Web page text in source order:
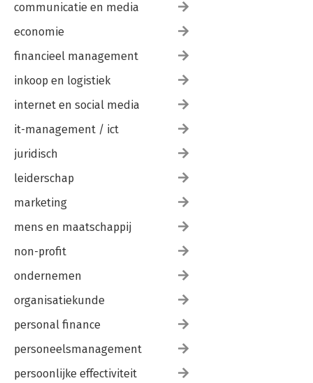
communicatie en media
economie
financieel management
inkoop en logistiek
internet en social media
it-management / ict
juridisch
leiderschap
marketing
mens en maatschappij
non-profit
ondernemen
organisatiekunde
personal finance
personeelsmanagement
persoonlijke effectiviteit